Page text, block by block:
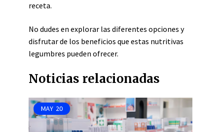
receta.
No dudes en explorar las diferentes opciones y
disfrutar de los beneficios que estas nutritivas
legumbres pueden ofrecer.
Noticias relacionadas
MAY 20